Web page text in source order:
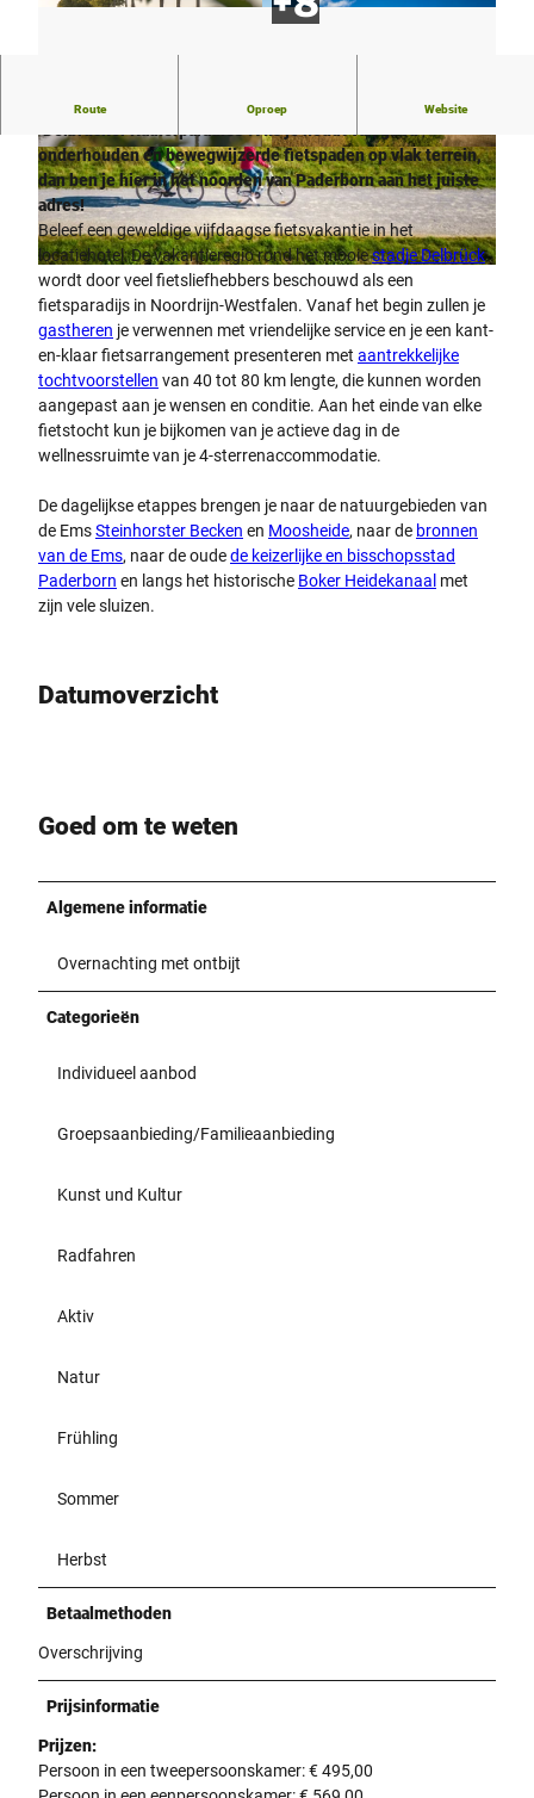
© Teutoburger Wald Tourismus, Dominik Ketz
© GINGER PHOTOGRAPHER 2018, Martin Davi
es
© Teutoburger Wald Tourismus, D. Ketz |
CC-BY-SA
Route Oproep Website
Je hebt geen versnelling nodig voor onze
pakketaanbieding
onderhouden en bewegwijzerde fietspaden op vlak terrein,
dan ben je hier in het noorden van Paderborn aan het juiste
adres!
Beleef een geweldige vijfdaagse fietsvakantie in het
locatiehotel: De vakantieregio rond het mooiestadje Delbrück
wordt door veel fietsliefhebbers beschouwd als een
fietsparadijs in Noordrijn-Westfalen. Vanaf het begin zullen je
gastheren je verwennen met vriendelijke service en je een kant-
en-klaar fietsarrangement presenteren met aantrekkelijke
tochtvoorstellen van 40 tot 80 km lengte, die kunnen worden
aangepast aan je wensen en conditie. Aan het einde van elke
fietstocht kun je bijkomen van je actieve dag in de
wellnessruimte van je 4-sterrenaccommodatie.
De dagelijkse etappes brengen je naar de natuurgebieden van
de EmsSteinhorster Becken en Moosheide, naar de bronnen
van de Ems, naar de oudede keizerlijke en bisschopsstad
Paderborn en langs het historische Boker Heidekanaal met
zijn vele sluizen.
Datumoverzicht
Goed om te weten
Algemene informatie
Overnachting met ontbijt
Categorieën
Individueel aanbod
Groepsaanbieding/Familieaanbieding
Kunst und Kultur
Radfahren
Aktiv
Natur
Frühling
Sommer
Herbst
Betaalmethoden
Overschrijving
Prijsinformatie
Prijzen:
Persoon in een tweepersoonskamer: € 495,00